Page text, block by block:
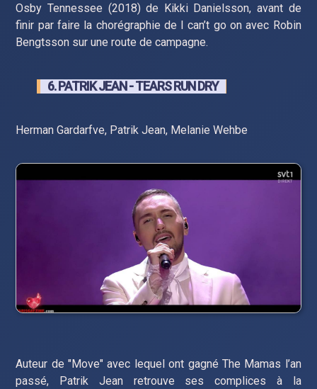
Osby Tennessee (2018) de Kikki Danielsson, avant de
finir par faire la chorégraphie de I can’t go on avec Robin
Bengtsson sur une route de campagne.
6. PATRIK JEAN - TEARS RUN DRY
Herman Gardarfve, Patrik Jean, Melanie Wehbe
Auteur de "Move" avec lequel ont gagné The Mamas l’an
passé, Patrik Jean retrouve ses complices à la